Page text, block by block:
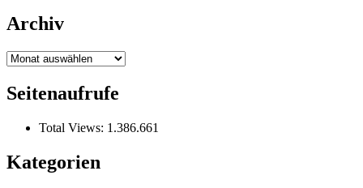
Archiv
Archiv
Seitenaufrufe
Total Views: 1.386.661
Kategorien